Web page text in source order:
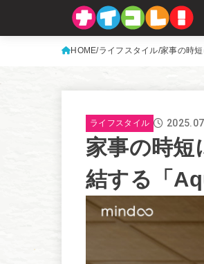
HOME ライフスタイル 家事の時
ライフスタイル
家事の時短
結する「